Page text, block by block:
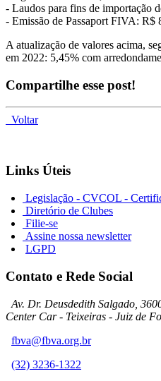
- Laudos para fins de importação
- Emissão de Passaport FIVA: R$
A atualização de valores acima,
em 2022: 5,45% com
Compartilhe esse post!
Voltar
Links Úteis
Legislação - CVCOL -
Diretório de Clubes
Filie-se
Assine nossa newsletter
LGPD
Contato e Rede Social
Av. Dr. Deusdedith Salgado,
Center Car - Teixeiras - Juiz de
fbva@fbva.org.br
(32) 3236-1322